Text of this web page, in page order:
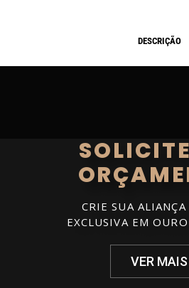
DESCRIÇÃO
CRIE SUA
EXCLUSIVA EM
VER MAIS